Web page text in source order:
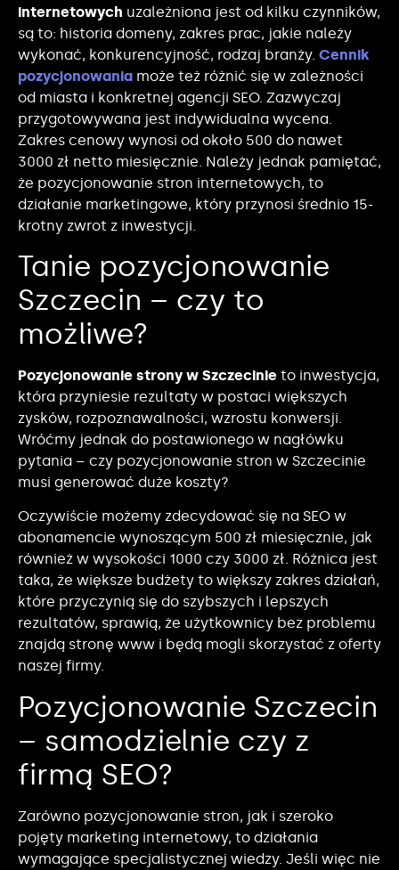
internetowych uzależniona jest od kilku czynników,
są to: historia domeny, zakres prac, jakie należy
wykonać, konkurencyjność, rodzaj branży. Cennik
pozycjonowania może też różnić się w zależności
od miasta i konkretnej agencji SEO. Zazwyczaj
przygotowywana jest indywidualna wycena.
Zakres cenowy wynosi od około 500 do nawet
3000 zł netto miesięcznie. Należy jednak pamiętać,
że pozycjonowanie stron internetowych, to
działanie marketingowe, który przynosi średnio 15-
krotny zwrot z inwestycji.
Tanie pozycjonowanie
Szczecin – czy to
możliwe?
Pozycjonowanie strony w Szczecinie to inwestycja,
która przyniesie rezultaty w postaci większych
zysków, rozpoznawalności, wzrostu konwersji.
Wróćmy jednak do postawionego w nagłówku
pytania – czy pozycjonowanie stron w Szczecinie
musi generować duże koszty?
Oczywiście możemy zdecydować się na SEO w
abonamencie wynoszącym 500 zł miesięcznie, jak
również w wysokości 1000 czy 3000 zł. Różnica jest
taka, że większe budżety to większy zakres działań,
które przyczynią się do szybszych i lepszych
rezultatów, sprawią, że użytkownicy bez problemu
znajdą stronę www i będą mogli skorzystać z oferty
naszej firmy.
Pozycjonowanie Szczecin
– samodzielnie czy z
firmą SEO?
Zarówno pozycjonowanie stron, jak i szeroko
pojęty marketing internetowy, to działania
wymagające specjalistycznej wiedzy. Jeśli więc nie